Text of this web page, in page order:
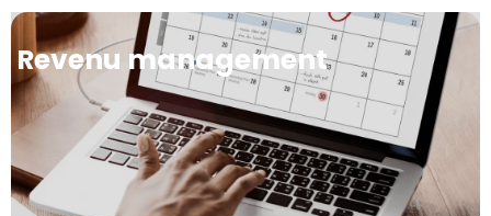
Revenu management